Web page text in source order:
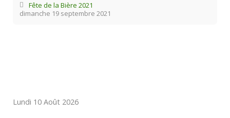
dimanche 19 septembre 2021
Fête de la Bière 2021
Lundi 10 Août 2026